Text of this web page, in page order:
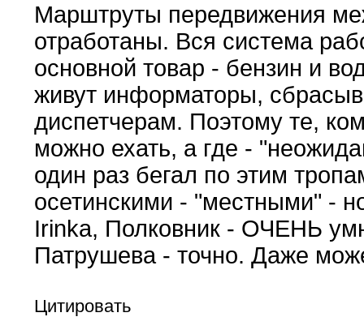
Марштруты передвижения
отработаны. Вся система
основной товар - бензин и
живут информаторы,
диспетчерам. Поэтому те,
можно ехать, а где -
один раз бегал по этим
осетинскими - "местными" -
Irinka, Полковник - ОЧЕНЬ
Патрушева - точно. Даже
Цитировать